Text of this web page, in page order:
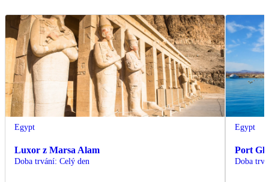
Egypt
Luxor z Marsa Alam
Doba trvání: Celý den
Egypt
Port
Doba